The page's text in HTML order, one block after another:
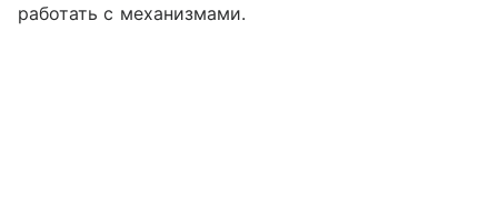
работать с механизмами.